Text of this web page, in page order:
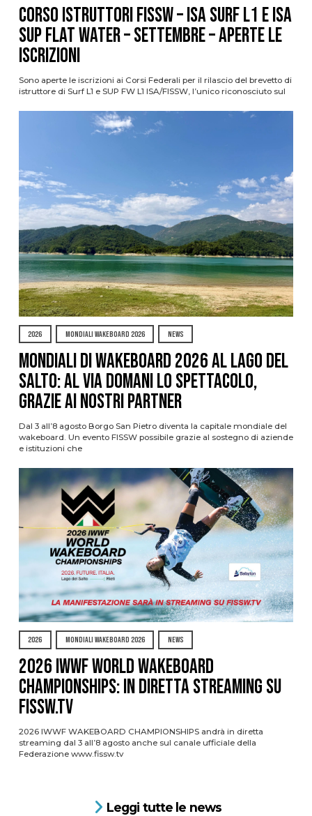
CORSO ISTRUTTORI FISSW – ISA SURF L1 e ISA
SUP Flat Water – SETTEMBRE – APERTE LE
ISCRIZIONI
Sono aperte le iscrizioni ai Corsi Federali per il rilascio del brevetto di
istruttore di Surf L1 e SUP FW L1 ISA/FISSW, l’unico riconosciuto sul
2026 MONDIALI WAKEBOARD 2026 NEWS
Mondiali di Wakeboard 2026 al Lago del
Salto: al via domani lo spettacolo,
grazie ai nostri Partner
Dal 3 all’8 agosto Borgo San Pietro diventa la capitale mondiale del
wakeboard. Un evento FISSW possibile grazie al sostegno di aziende
e istituzioni che
2026 MONDIALI WAKEBOARD 2026 NEWS
2026 IWWF WORLD WAKEBOARD
CHAMPIONSHIPS: IN DIRETTA STREAMING SU
FISSW.TV
2026 IWWF WAKEBOARD CHAMPIONSHIPS andrà in diretta
streaming dal 3 all’8 agosto anche sul canale ufficiale della
Federazione www.fissw.tv
Leggi tutte le news